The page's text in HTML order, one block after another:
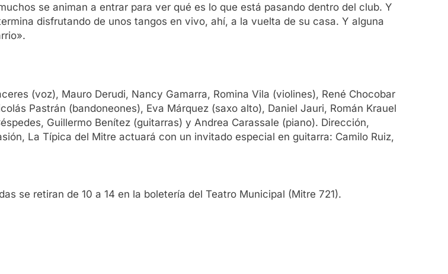
se animan a entrar para ver qué es lo que está pasando dentro del club. Y
disfrutando de unos tangos en vivo, ahí, a la vuelta de su casa. Y alguna
(voz), Mauro Derudi, Nancy Gamarra, Romina Vila (violines), René Chocobar
Pastrán (bandoneones), Eva Márquez (saxo alto), Daniel Jauri, Román Krauel
Guillermo Benítez (guitarras) y Andrea Carassale (piano). Dirección,
La Típica del Mitre actuará con un invitado especial en guitarra: Camilo Ruiz,
se retiran de 10 a 14 en la boletería del Teatro Municipal (Mitre 721).